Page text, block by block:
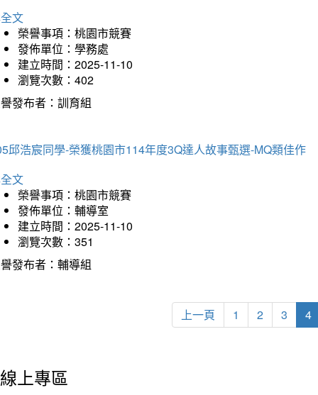
文
榮譽事項：桃園市競賽
發佈單位：學務處
建立時間：2025-11-10
瀏覽次數：402
發布者：訓育組
邱浩宸同學-榮獲桃園市114年度3Q達人故事甄選-MQ類佳作
文
榮譽事項：桃園市競賽
發佈單位：輔導室
建立時間：2025-11-10
瀏覽次數：351
發布者：輔導組
上一頁 1 2 3 4
線上專區